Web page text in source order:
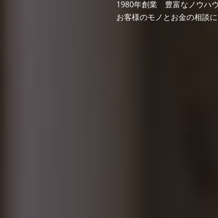
1980年創業 豊富なノウハ
お客様のモノとお金の相談